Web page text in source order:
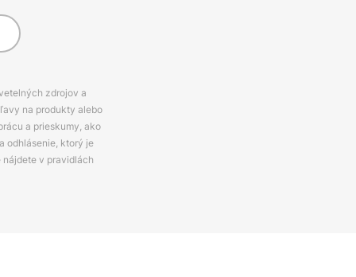
zdrojov a
na produkty alebo
a prieskumy, ako
odhlásenie, ktorý je
nájdete v pravidlách